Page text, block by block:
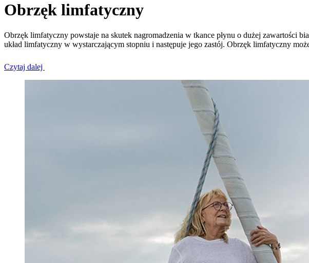
Obrzęk limfatyczny
Obrzęk limfatyczny powstaje na skutek nagromadzenia w tkance płynu o dużej zawartości
układ limfatyczny w wystarczającym stopniu i następuje jego zastój. Obrzęk limfatyczny
Czytaj dalej